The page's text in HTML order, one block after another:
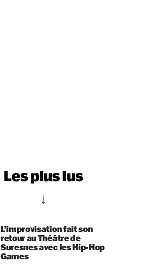
Les plus lus
L’improvisation fait son
retour au Théâtre de
Suresnes avec les Hip-Hop
Games